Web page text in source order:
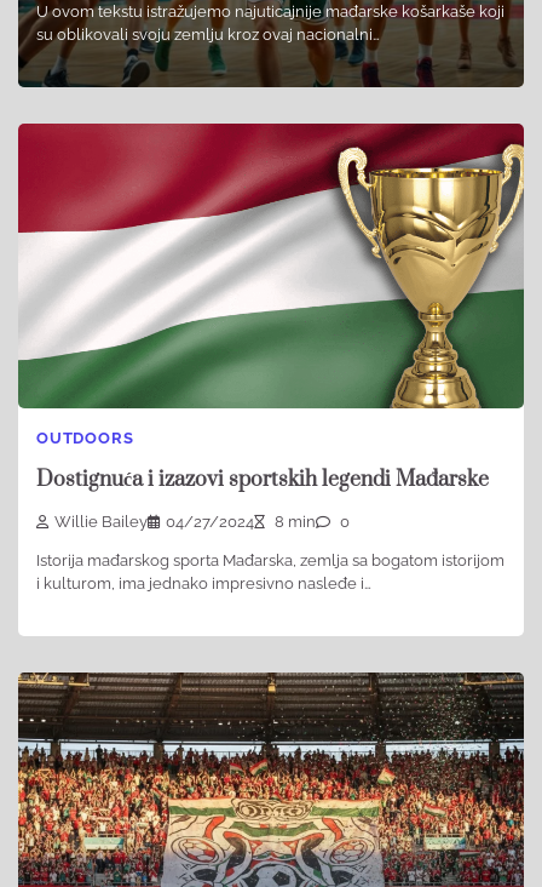
U ovom tekstu istražujemo najuticajnije mađarske košarkaše koji
su oblikovali svoju zemlju kroz ovaj nacionalni…
OUTDOORS
Dostignuća i izazovi sportskih legendi Mađarske
Willie Bailey 04/27/2024 8 min 0
Istorija mađarskog sporta Mađarska, zemlja sa bogatom istorijom
i kulturom, ima jednako impresivno nasleđe i…